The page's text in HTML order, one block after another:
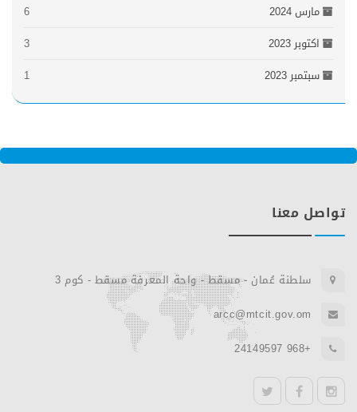
مارس 2024
6
اكتوبر 2023
3
سبتمبر 2023
1
تواصل معنا
سلطنة عُمان - مسقط - واحة المعرفة مسقط - كوم 3
arcc@mtcit.gov.om
+968 24149597